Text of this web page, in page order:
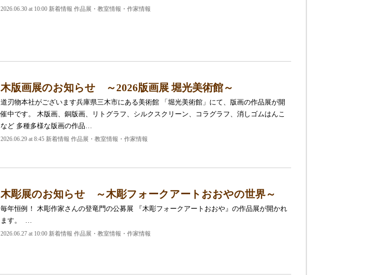
2026.06.30 at 10:00 新着情報 作品展・教室情報・作家情報
木版画展のお知らせ ～2026版画展 堀光美術館～
道刃物本社がございます兵庫県三木市にある美術館 「堀光美術館」にて、版画の作品展が開
催中です。 木版画、銅版画、リトグラフ、シルクスクリーン、コラグラフ、消しゴムはんこ
など 多種多様な版画の作品…
2026.06.29 at 8:45 新着情報 作品展・教室情報・作家情報
木彫展のお知らせ ～木彫フォークアートおおやの世界～
毎年恒例！ 木彫作家さんの登竜門の公募展 『木彫フォークアートおおや』の作品展が開かれ
ます。 …
2026.06.27 at 10:00 新着情報 作品展・教室情報・作家情報